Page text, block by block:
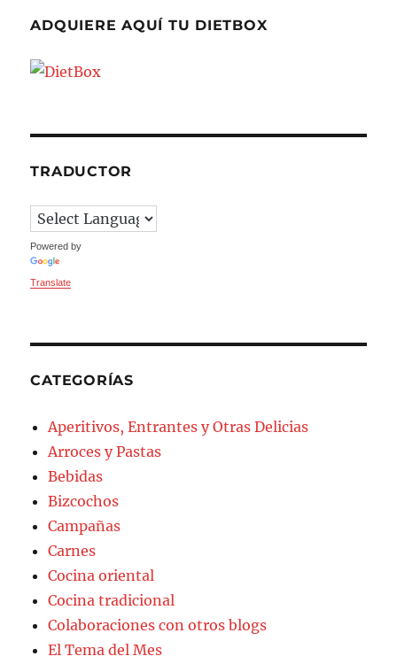
ADQUIERE AQUÍ TU DIETBOX
TRADUCTOR
Powered by
Translate
CATEGORÍAS
Aperitivos, Entrantes y Otras Delicias
Arroces y Pastas
Bebidas
Bizcochos
Campañas
Carnes
Cocina oriental
Cocina tradicional
Colaboraciones con otros blogs
El Tema del Mes